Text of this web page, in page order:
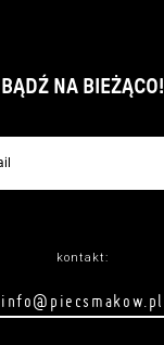
BĄDŹ NA BIEŻĄCO!
kontakt:
info@piecsmakow.pl